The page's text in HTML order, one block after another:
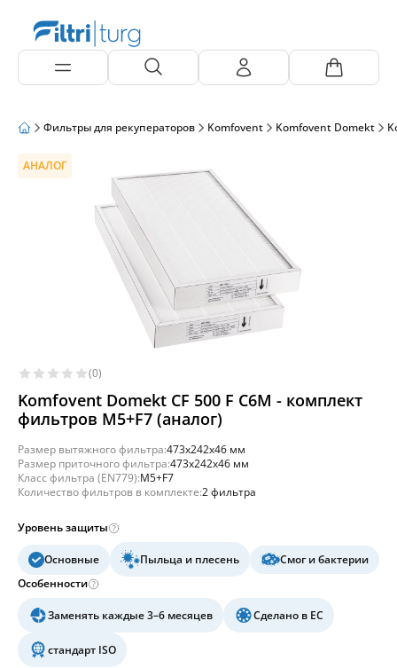
Фильтры для рекуператоров Komfovent Komfovent Domekt
АНАЛОГ
(0)
Komfovent Domekt CF 500 F C6M - комплект
фильтров M5+F7 (аналог)
Размер вытяжного фильтра:473x242x46 мм
Размер приточного фильтра:473x242x46 мм
Класс фильтра (EN779):M5+F7
Количество фильтров в комплекте:2 фильтра
Уровень защиты
Основные Пыльца и плесень
Смог и бактерии
Особенности
Заменять каждые 3–6 месяцев Сделано в ЕС
стандарт ISO